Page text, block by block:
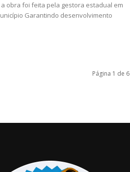
obra foi feita pela gestora estadual em
Garantindo desenvolvimento
Página 1 de 6